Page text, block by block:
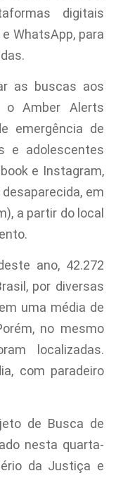
digitais
WhatsApp, para
as buscas aos
o Amber Alerts
emergência de
e adolescentes
e Instagram,
em
a partir do local
ano, 42.272
por diversas
uma média de
no mesmo
localizadas.
com paradeiro
de Busca de
nesta quarta-
da Justiça e